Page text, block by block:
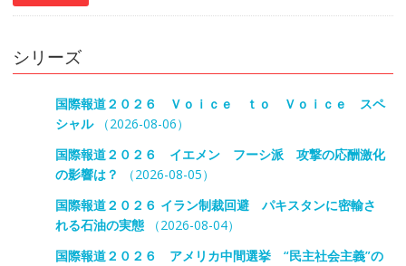
シリーズ
国際報道２０２６ Ｖｏｉｃｅ ｔｏ Ｖｏｉｃｅ スペ
シャル（2026-08-06）
国際報道２０２６ イエメン フーシ派 攻撃の応酬激化
の影響は？
（2026-08-05）
国際報道２０２６ イラン制裁回避 パキスタンに密輸さ
れる石油の実態（2026-08-04）
国際報道２０２６ アメリカ中間選挙 “民主社会主義”の